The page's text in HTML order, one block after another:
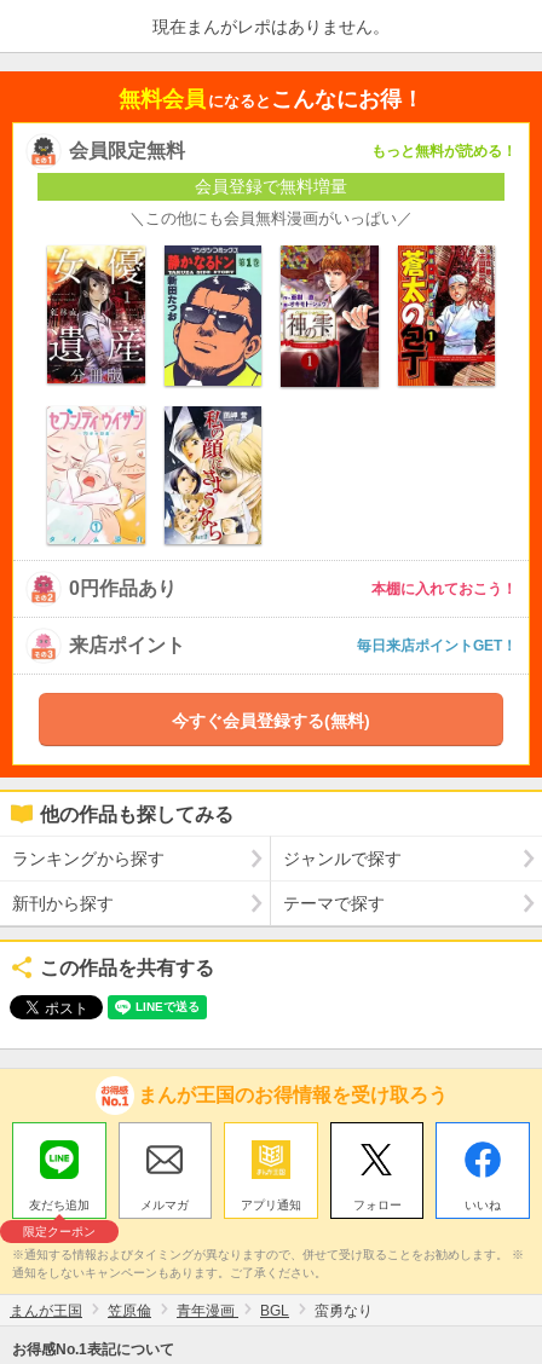
現在まんがレポはありません。
無料会員 になると こんなにお得！
会員限定無料 もっと無料が読める！
会員登録で無料増量
＼この他にも会員無料漫画がいっぱい／
0円作品あり 本棚に入れておこう！
来店ポイント 毎日来店ポイントGET！
今すぐ会員登録する(無料)
他の作品も探してみる
ランキングから探す ジャンルで探す
新刊から探す テーマで探す
この作品を共有する
まんが王国のお得情報を受け取ろう
友だち追加
限定クーポン
メルマガ アプリ通知 フォロー いいね
※通知する情報およびタイミングが異なりますので、併せて受け取ることをお勧めします。 ※
通知をしないキャンペーンもあります。ご了承ください。
まんが王国 笠原倫 青年漫画 BGL 蛮勇なり
お得感No.1表記について